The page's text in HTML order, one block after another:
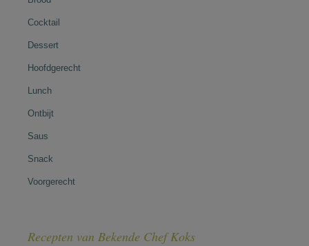
Cocktail
Dessert
Hoofdgerecht
Lunch
Ontbijt
Saus
Snack
Voorgerecht
Recepten van Bekende Chef Koks